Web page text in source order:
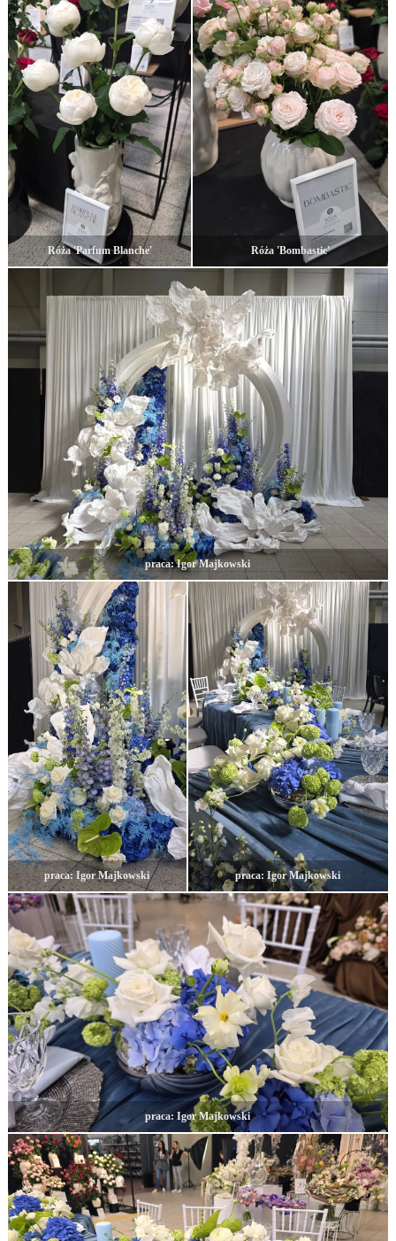
Róża 'Parfum Blanche' Róża 'Bombastic'
praca: Igor Majkowski
praca: Igor Majkowski praca: Igor Majkowski
praca: Igor Majkowski